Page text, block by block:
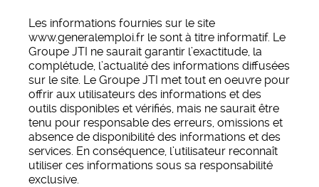
Les informations fournies sur le site
www.generalemploi.fr le sont à titre informatif. Le
Groupe JTI ne saurait garantir l’exactitude, la
complétude, l’actualité des informations diffusées
sur le site. Le Groupe JTI met tout en oeuvre pour
offrir aux utilisateurs des informations et des
outils disponibles et vérifiés, mais ne saurait être
tenu pour responsable des erreurs, omissions et
absence de disponibilité des informations et des
services. En conséquence, l’utilisateur reconnaît
utiliser ces informations sous sa responsabilité
exclusive.